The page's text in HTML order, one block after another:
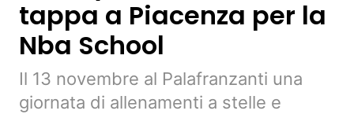
tappa a Piacenza per la
Nba School
Il 13 novembre al Palafranzanti una
giornata di allenamenti a stelle e